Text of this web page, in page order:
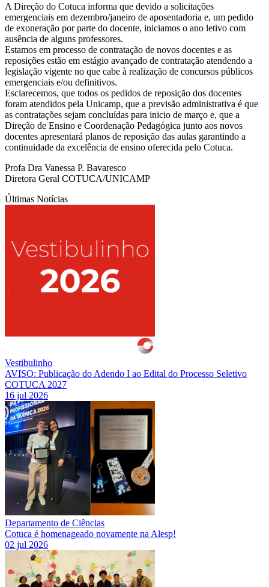
A Direção do Cotuca informa que devido a solicitações
emergenciais em dezembro/janeiro de aposentadoria e, um pedido
de exoneração por parte do docente, iniciamos o ano letivo com
ausência de alguns professores.
Estamos em processo de contratação de novos docentes e as
reposições estão em estágio avançado de contratação atendendo a
legislação vigente no que cabe à realização de concursos públicos
emergenciais e/ou definitivos.
Esclarecemos, que todos os pedidos de reposição dos docentes
foram atendidos pela Unicamp, que a previsão administrativa é que
as contratações sejam concluídas para inicio de março e, que a
Direção de Ensino e Coordenação Pedagógica junto aos novos
docentes apresentará planos de reposição das aulas garantindo a
continuidade da excelência de ensino oferecida pelo Cotuca.
Profa Dra Vanessa P. Bavaresco
Diretora Geral COTUCA/UNICAMP
Últimas Notícias
Vestibulinho
AVISO: Publicação do Adendo I ao Edital do Processo Seletivo
COTUCA 2027
16 jul 2026
Departamento de Ciências
Cotuca é homenageado novamente na Alesp!
02 jul 2026